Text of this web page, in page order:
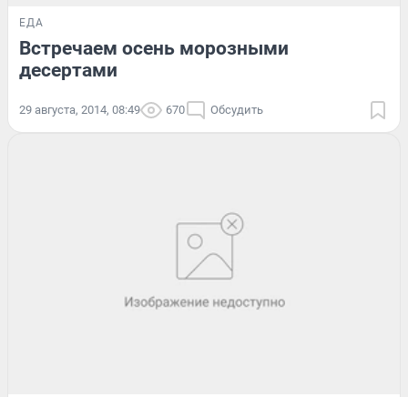
ЕДА
Встречаем осень морозными
десертами
29 августа, 2014, 08:49 670 Обсудить